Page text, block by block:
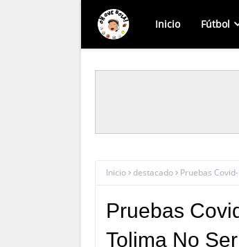
Inicio Fútbol
Inicio destacado Pruebas
Pruebas
Tolima No